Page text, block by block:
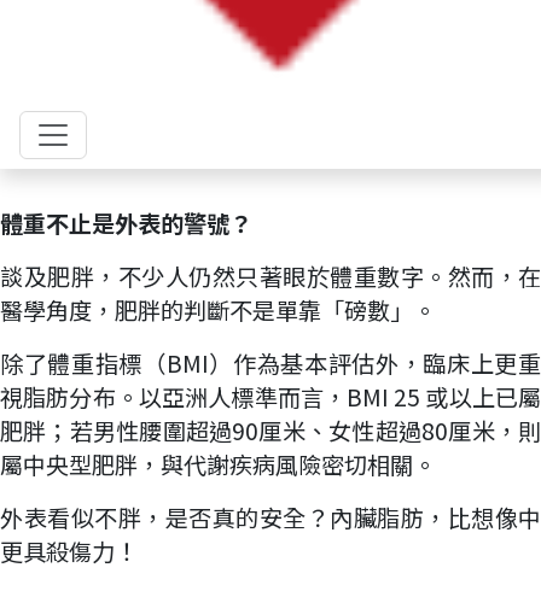
體重不止是外表的警號？
談及肥胖，不少人仍然只著眼於體重數字。然而，在
醫學角度，肥胖的判斷不是單靠「磅數」。
除了體重指標（BMI）作為基本評估外，臨床上更重
視脂肪分布。以亞洲人標準而言，BMI 25 或以上已屬
肥胖；若男性腰圍超過90厘米、女性超過80厘米，則
屬中央型肥胖，與代謝疾病風險密切相關。
外表看似不胖，是否真的安全？內臟脂肪，比想像中
更具殺傷力！